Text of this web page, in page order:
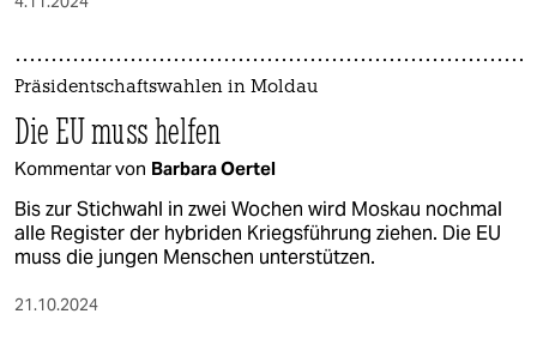
Präsidentschaftswahlen in Moldau
Die EU muss helfen
Kommentar von Barbara Oertel
Bis zur Stichwahl in zwei Wochen wird Moskau nochmal
alle Register der hybriden Kriegsführung ziehen. Die EU
muss die jungen Menschen unterstützen.
21.10.2024